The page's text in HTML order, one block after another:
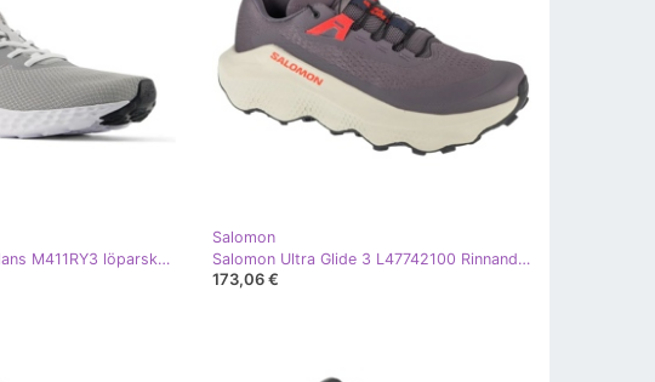
New Balance Ny balans M411RY3 löparskor grå
Salomon
Salomon Ultra Glide 3 L47742100 Rinnande skor grå
173,06 €